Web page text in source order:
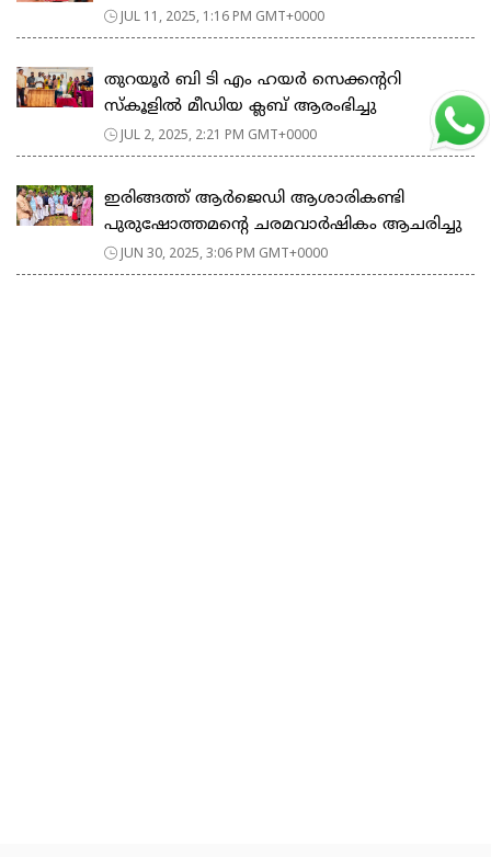
JUL 11, 2025, 1:16 PM GMT+0000
തുറയൂർ ബി ടി എം ഹയർ സെക്കൻ്ററി
സ്കൂളിൽ മീഡിയ ക്ലബ് ആരംഭിച്ചു
JUL 2, 2025, 2:21 PM GMT+0000
ഇരിങ്ങത്ത് ആർജെഡി ആശാരികണ്ടി
പുരുഷോത്തമന്റെ ചരമവാർഷികം ആചരിച്ചു
JUN 30, 2025, 3:06 PM GMT+0000